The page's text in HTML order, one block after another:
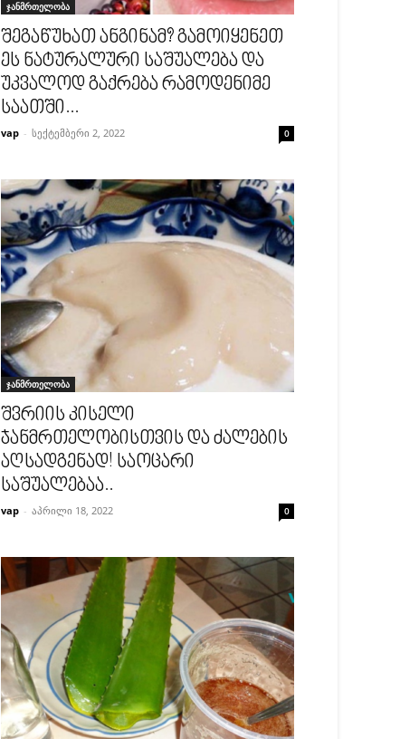
ჯანმრთელობა
შეგაწუხათ ანგინამ? გამოიყენეთ
ეს ნატურალური საშუალება და
უკვალოდ გაქრება რამოდენიმე
საათში...
vap - სექტემბერი 2, 2022 0
ჯანმრთელობა
შვრიის კისელი
ჯანმრთელობისთვის და ძალების
აღსადგენად! საოცარი
საშუალებაა..
vap - აპრილი 18, 2022 0